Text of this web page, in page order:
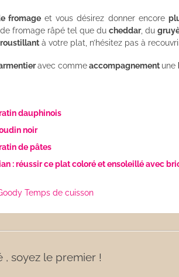
fromage et vous désirez donner encore
fromage râpé tel que du cheddar, du
à votre plat, n’hésitez pas à
avec commeaccompagnement une
dauphinois
noir
de pâtes
: réussir ce plat coloré et ensoleillé avec
Temps de cuisson
, soyez le premier !